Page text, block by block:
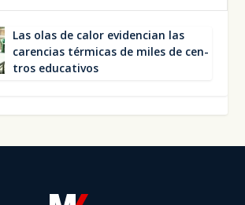
Las olas de calor evi­den­cian las
caren­cias tér­mi­cas de miles de cen­
tros edu­ca­ti­vos